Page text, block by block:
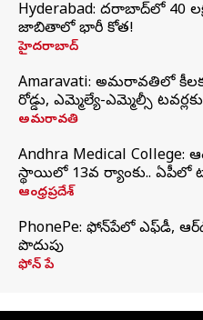
Hyderabad: హైదరాబాద్‌లో 40
జాబితాలో భారీ కోత!
హైదరాబాద్
Amaravati: అమరావతిలో కీలక
రోడ్డు, ఎమ్మెల్యే-ఎమ్మెల్సీ
అమరావతి
Andhra Medical
స్థాయిలో 13వ ర్యాంకు.. ఏపీలో
ఆంధ్రప్రదేశ్
PhonePe: ఫోన్‌పేలో ఎఫ్‌డీ,
పొదుపు
ఫోన్‌ పే